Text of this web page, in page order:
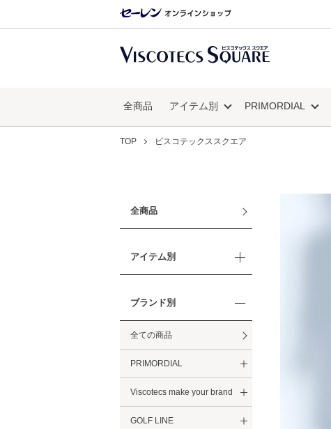
全商品 アイテム別 PRIMORDIAL
TOP ビスコテックススクエア
全商品
アイテム別
ブランド別
全ての商品
PRIMORDIAL
Viscotecs make your brand
GOLF LINE